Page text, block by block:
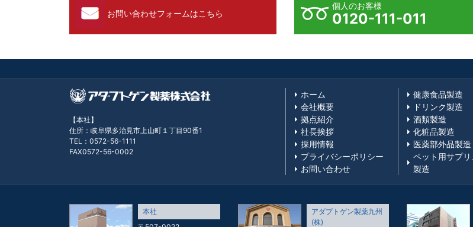
お問い合わせフォームはこちら
個人のお客様
0120-111-011
【本社】
住所：岐阜県多治見市上山町１丁目90番1
TEL：0572-56-1111
FAX0572-56-0002
ホーム
会社概要
拠点紹介
社長挨拶
採用情報
プライバシーポリシー
お問い合わせ
健康食品製造
ドリンク製造
酒類製造
化粧品製造
医薬部外品製造
ペット用サプリ
製造
本社
アダプトゲン製薬九州
(株)